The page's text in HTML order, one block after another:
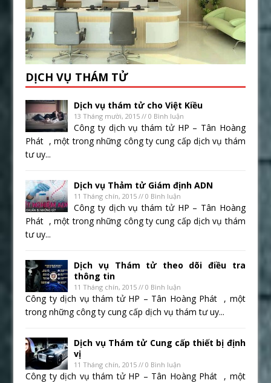
DỊCH VỤ THÁM TỬ
Dịch vụ thám tử cho Việt Kiều
13 Tháng mười, 2015 // 0 Bình luận
Công ty dịch vụ thám tử HP – Tân Hoàng
Phát , một trong những công ty cung cấp dịch vụ thám
tư uy...
Dịch vụ Thảm tử Giám định ADN
11 Tháng chín, 2015 // 0 Bình luận
Công ty dịch vụ thám tử HP – Tân Hoàng
Phát , một trong những công ty cung cấp dịch vụ thám
tư uy...
Dịch vụ Thám tử theo dõi điều tra
thông tin
11 Tháng chín, 2015 // 0 Bình luận
Công ty dịch vụ thám tử HP – Tân Hoàng Phát , một
trong những công ty cung cấp dịch vụ thám tư uy...
Dịch vụ Thám tử Cung cấp thiết bị định
vị
11 Tháng chín, 2015 // 0 Bình luận
Công ty dịch vụ thám tử HP – Tân Hoàng Phát , một